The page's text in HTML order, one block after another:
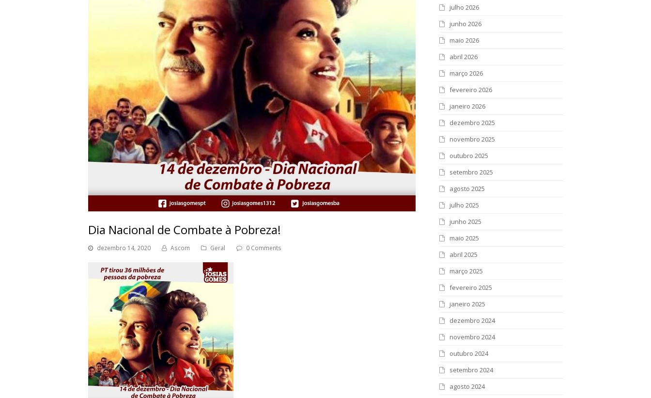
Dia Nacional de Combate à Pobreza!
dezembro 14, 2020 Ascom Geral 0 Comments
julho 2026
junho 2026
maio 2026
abril 2026
março 2026
fevereiro 2026
janeiro 2026
dezembro 2025
novembro 2025
outubro 2025
setembro 2025
agosto 2025
julho 2025
junho 2025
maio 2025
abril 2025
março 2025
fevereiro 2025
janeiro 2025
dezembro 2024
novembro 2024
outubro 2024
setembro 2024
agosto 2024